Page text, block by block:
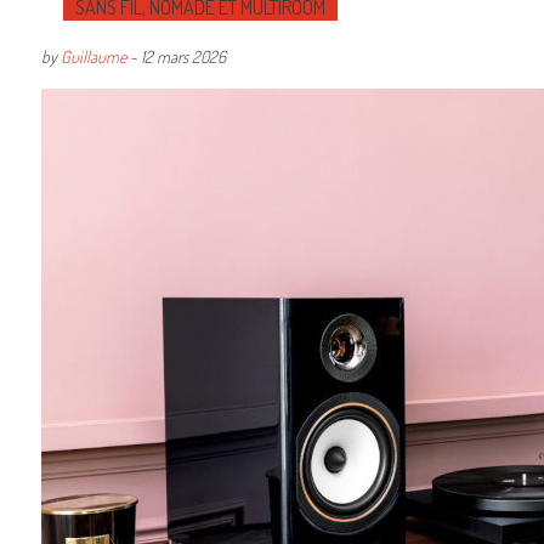
SANS FIL, NOMADE ET MULTIROOM
byGuillaume- 12 mars 2026